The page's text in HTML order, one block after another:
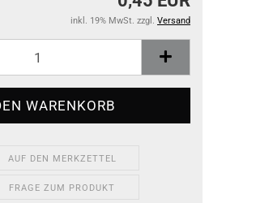
inkl. 19% MwSt. zzgl. Versand
AUF DEN MERKZETTEL
FRAGE ZUM PRODUKT